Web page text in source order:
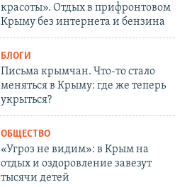
красоты». Отдых в прифронтовом
Крыму без интернета и бензина
БЛОГИ
Письма крымчан. Что-то стало
меняться в Крыму: где же теперь
укрыться?
ОБЩЕСТВО
«Угроз не видим»: в Крым на
отдых и оздоровление завезут
тысячи детей